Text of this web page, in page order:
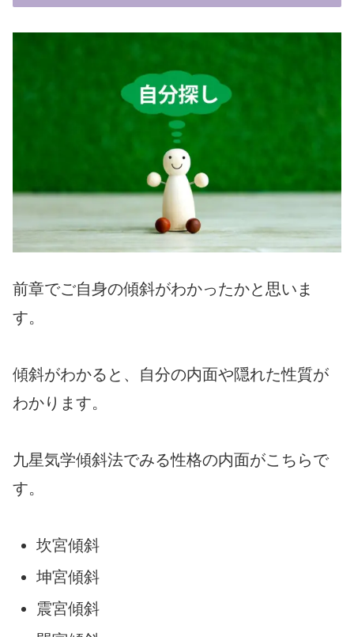
前章でご自身の傾斜がわかったかと思いま
す。
傾斜がわかると、自分の内面や隠れた性質が
わかります。
九星気学傾斜法でみる性格の内面がこちらで
す。
坎宮傾斜
坤宮傾斜
震宮傾斜